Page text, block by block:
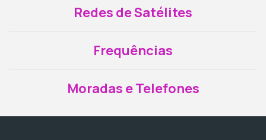
Redes de Satélites
Frequências
Moradas e Telefones